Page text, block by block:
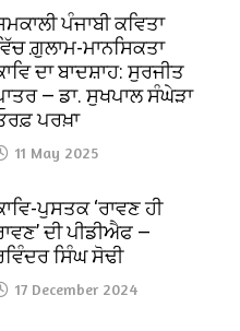
ਪੰਜਾਬੀ ਕਵਿਤਾ
ਗ਼ੁਲਾਮ-ਮਾਨਸਿਕਤਾ
ਦਾ ਬਾਦਸ਼ਾਹ: ਸੁਰਜੀਤ
— ਡਾ. ਸੁਖਪਾਲ ਸੰਘੇੜਾ
ਪਰਖ਼ਾ
11 May 2025
ਪੁਸਤਕ ‘ਰਾਵਣ ਹੀ
ਦੀ ਪੀਡੀਐਫ —
ਸਿੰਘ ਸੋਢੀ
17 December 2024